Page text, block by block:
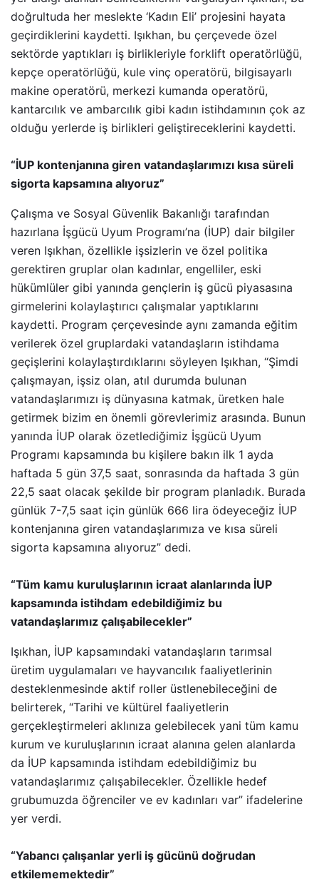
doğrultuda her meslekte ‘Kadın Eli’ projesini hayata
geçirdiklerini kaydetti. Işıkhan, bu çerçevede özel
sektörde yaptıkları iş birlikleriyle forklift operatörlüğü,
kepçe operatörlüğü, kule vinç operatörü, bilgisayarlı
makine operatörü, merkezi kumanda operatörü,
kantarcılık ve ambarcılık gibi kadın istihdamının çok az
olduğu yerlerde iş birlikleri geliştireceklerini kaydetti.
“İUP kontenjanına giren vatandaşlarımızı kısa süreli
sigorta kapsamına alıyoruz”
Çalışma ve Sosyal Güvenlik Bakanlığı tarafından
hazırlana İşgücü Uyum Programı’na (İUP) dair bilgiler
veren Işıkhan, özellikle işsizlerin ve özel politika
gerektiren gruplar olan kadınlar, engelliler, eski
hükümlüler gibi yanında gençlerin iş gücü piyasasına
girmelerini kolaylaştırıcı çalışmalar yaptıklarını
kaydetti. Program çerçevesinde aynı zamanda eğitim
verilerek özel gruplardaki vatandaşların istihdama
geçişlerini kolaylaştırdıklarını söyleyen Işıkhan, “Şimdi
çalışmayan, işsiz olan, atıl durumda bulunan
vatandaşlarımızı iş dünyasına katmak, üretken hale
getirmek bizim en önemli görevlerimiz arasında. Bunun
yanında İUP olarak özetlediğimiz İşgücü Uyum
Programı kapsamında bu kişilere bakın ilk 1 ayda
haftada 5 gün 37,5 saat, sonrasında da haftada 3 gün
22,5 saat olacak şekilde bir program planladık. Burada
günlük 7-7,5 saat için günlük 666 lira ödeyeceğiz İUP
kontenjanına giren vatandaşlarımıza ve kısa süreli
sigorta kapsamına alıyoruz” dedi.
“Tüm kamu kuruluşlarının icraat alanlarında İUP
kapsamında istihdam edebildiğimiz bu
vatandaşlarımız çalışabilecekler”
Işıkhan, İUP kapsamındaki vatandaşların tarımsal
üretim uygulamaları ve hayvancılık faaliyetlerinin
desteklenmesinde aktif roller üstlenebileceğini de
belirterek, “Tarihi ve kültürel faaliyetlerin
gerçekleştirmeleri aklınıza gelebilecek yani tüm kamu
kurum ve kuruluşlarının icraat alanına gelen alanlarda
da İUP kapsamında istihdam edebildiğimiz bu
vatandaşlarımız çalışabilecekler. Özellikle hedef
grubumuzda öğrenciler ve ev kadınları var” ifadelerine
yer verdi.
“Yabancı çalışanlar yerli iş gücünü doğrudan
etkilememektedir”